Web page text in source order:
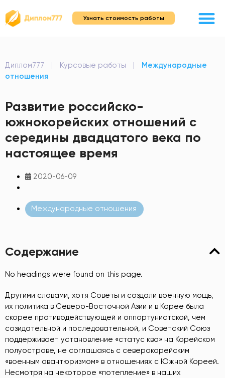
Узнать стоимость работы
Диплом777 | Курсовые работы |
Международные
отношения
Развитие российско-
южнокорейских отношений с
середины двадцатого века по
настоящее время
2020-06-09
Международные отношения
Содержание
No headings were found on this page.
Другими словами, хотя Советы и создали военную мощь,
их политика в Северо-Восточной Азии и в Корее была
скорее противодействующей и оппортунистской, чем
созидательной и последовательной, и Советский Союз
поддерживает установление «статус кво» на Корейском
полуострове, не соглашаясь с северокорейским
«военным авантюризмом» в отношениях с Южной Кореей.
Несмотря на некоторое «потепление» в наших